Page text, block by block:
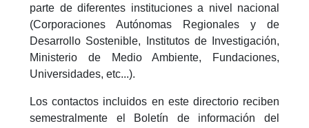
parte de diferentes instituciones a nivel nacional
(Corporaciones Autónomas Regionales y de
Desarrollo Sostenible, Institutos de Investigación,
Ministerio de Medio Ambiente, Fundaciones,
Universidades, etc...).
Los contactos incluidos en este directorio reciben
semestralmente el Boletín de información del